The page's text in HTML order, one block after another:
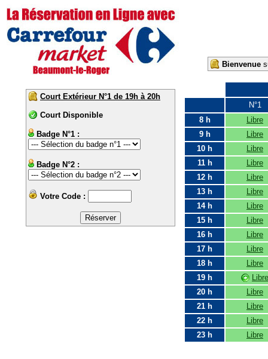
Bienvenue
Court Extérieur N°1 de 19h à 20h
Court Disponible
Badge N°1 :
Badge N°2 :
Votre Code :
N°1
8 h
Libre
9 h
Libre
10 h
Libre
11 h
Libre
12 h
Libre
13 h
Libre
14 h
Libre
15 h
Libre
16 h
Libre
17 h
Libre
18 h
Libre
19 h
Libre
20 h
Libre
21 h
Libre
22 h
Libre
23 h
Libre